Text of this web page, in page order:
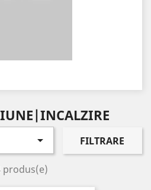
 FILTRARE
produs(e)